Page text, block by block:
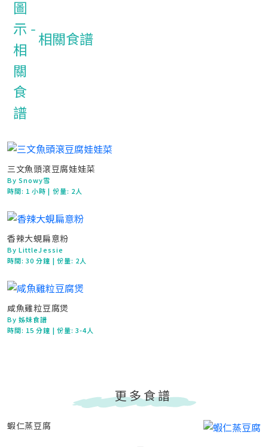
相關食譜
三文魚頭滾豆腐娃娃菜
By Snowy雪
時間: 1 小時| 份量: 2人
香辣大蜆扁意粉
By LittleJessie
時間:30 分鐘 | 份量: 2人
咸魚雞粒豆腐煲
By 姊妹食譜
時間: 15 分鐘 | 份量: 3-4人
更多食譜
蝦仁蒸豆腐